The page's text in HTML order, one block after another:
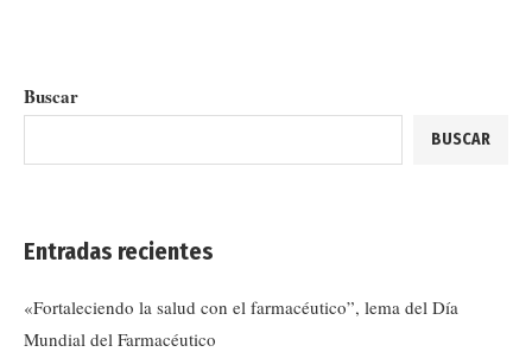
Buscar
BUSCAR
Entradas recientes
«Fortaleciendo la salud con el farmacéutico”, lema del Día
Mundial del Farmacéutico